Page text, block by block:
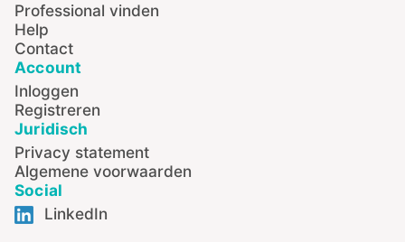
Professional vinden
Help
Contact
Account
Inloggen
Registreren
Juridisch
Privacy statement
Algemene voorwaarden
Social
LinkedIn